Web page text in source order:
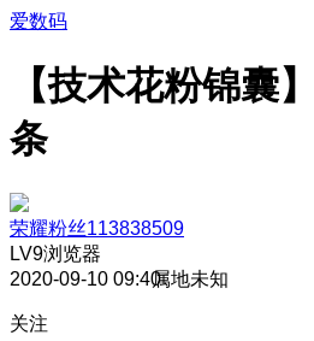
爱数码
【技术花粉锦囊
条
荣耀粉丝113838509
LV9浏览器
2020-09-10 09:40属地未知
关注